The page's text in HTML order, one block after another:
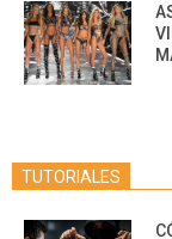
TUTORIALES